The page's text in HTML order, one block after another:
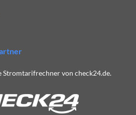
von check24.de.